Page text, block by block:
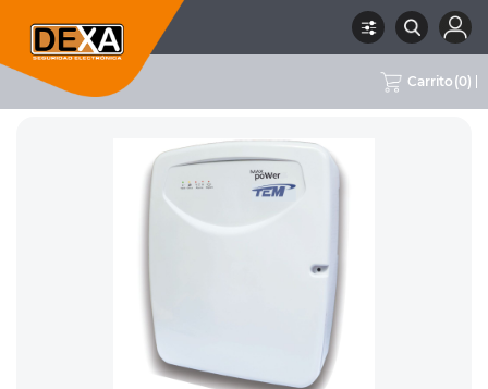
Carrito (0)
RUBRO 07 CERCOS ELECTRICOS MARCA TEM